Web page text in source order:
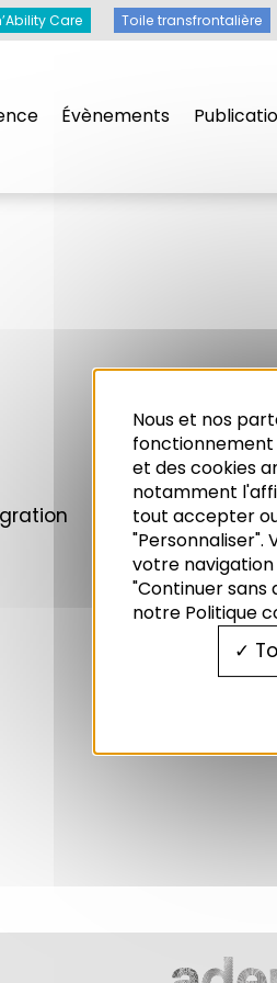
Évènements
Care Toile transfrontalière
Nous et nos
fonctionnement
et des cookies
notamment
tout accepter
"Personnaliser".
votre
"Continuer sans
notre Politique